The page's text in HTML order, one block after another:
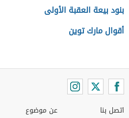
بنود بيعة العقبة الأولى
أقوال مارك توين
اتصل بنا
عن موضوع